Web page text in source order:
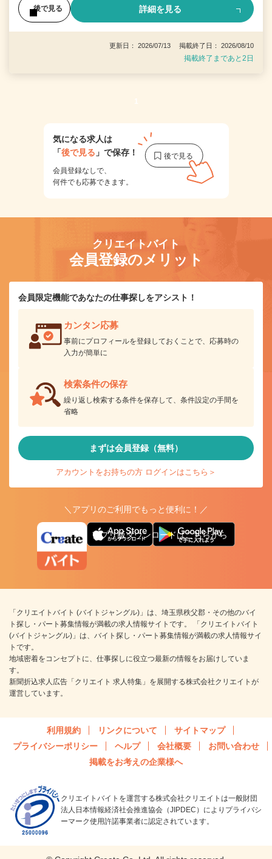
後で見る 詳細を見る
更新日： 2026/07/13 掲載終了日： 2026/08/10
掲載終了まであと2日
1
気になる求人は
「後で見る 」で保存！
会員登録なしで、
何件でも応募できます。
クリエイトバイト
会員登録のメリット
会員限定機能であなたの仕事探しをアシスト！
カンタン応募
事前にプロフィールを登録しておくことで、応募時の
入力が簡単に
検索条件の保存
繰り返し検索する条件を保存して、条件設定の手間を
省略
まずは会員登録（無料）
アカウントをお持ちの方 ログインはこちら＞
＼アプリのご利用でもっと便利に！／
アプリ版ダウンロードはこちらから
「クリエイトバイト (バイトジャングル)」は、埼玉県秩父郡・その他のバイ
ト探し・パート募集情報が満載の求人情報サイトです。 「クリエイトバイト
(バイトジャングル)」は、バイト探し・パート募集情報が満載の求人情報サイ
トです。
地域密着をコンセプトに、仕事探しに役立つ最新の情報をお届けしていま
す。
新聞折込求人広告「クリエイト 求人特集」を展開する株式会社クリエイトが
運営しています。
利用規約 リンクについて
サイトマップ
プライバシーポリシー
ヘルプ 会社概要
お問い合わせ
掲載をお考えの企業様へ
クリエイトバイトを運営する株式会社クリエイトは一般財団
法人日本情報経済社会推進協会（JIPDEC）によりプライバシ
ーマーク使用許諾事業者に認定されています。